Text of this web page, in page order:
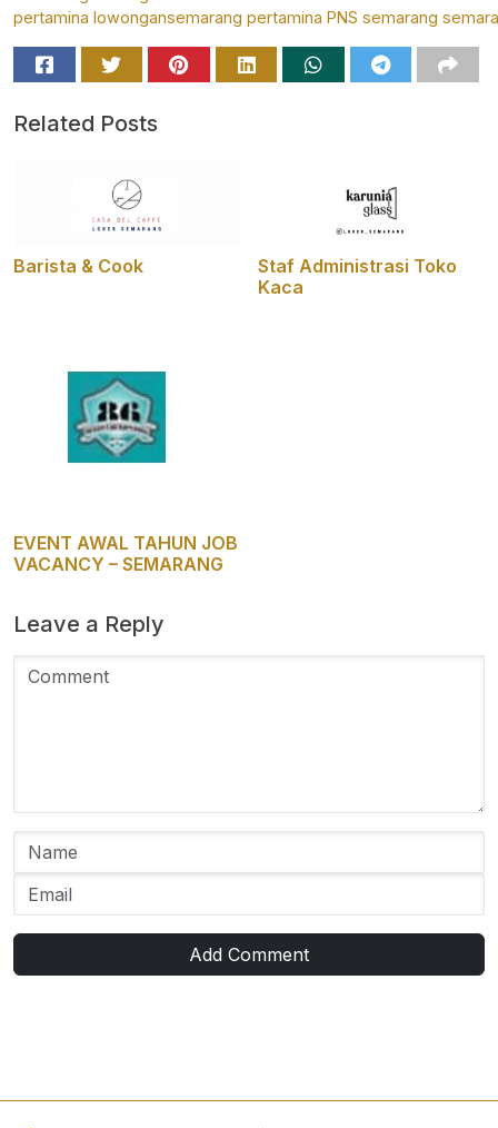
pertamina lowongansemarang pertamina PNS semarang
Related Posts
Barista & Cook
Staf Administrasi Toko
Kaca
EVENT AWAL TAHUN JOB
VACANCY – SEMARANG
Leave a Reply
Add Comment